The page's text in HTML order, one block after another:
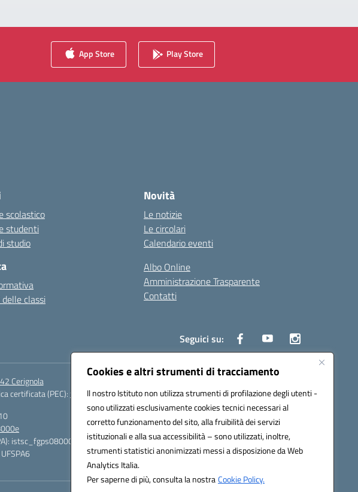
Cookies e altri strumenti di tracciamento
Il nostro Istituto non utilizza strumenti di profilazione degli utenti -
sono utilizzati esclusivamente cookies tecnici necessari al
corretto funzionamento del sito, alla fruibilità dei servizi
istituzionali e alla sua accessibilità – sono utilizzati, inoltre,
strumenti statistici anonimizzati messi a disposizione da Web
Analytics Italia.
Per saperne di più, consulta la nostraCookie Policy.
App Store Play Store
scolastico
studenti
studio
classi
Novità
Le notizie
Le circolari
Calendario eventi
Albo Online
Amministrazione Trasparente
Contatti
Seguici su:
Cerignola
certificata (PEC):fgps08000e@pec.istruzione.it
istsc_fgps08000e